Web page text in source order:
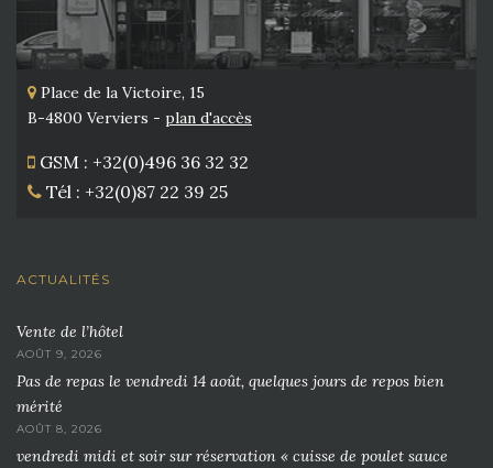
Place de la Victoire, 15
B-4800 Verviers - plan d'accès
GSM : +32(0)496 36 32 32
Tél : +32(0)87 22 39 25
ACTUALITÉS
Vente de l’hôtel
AOÛT 9, 2026
Pas de repas le vendredi 14 août, quelques jours de repos bien
mérité
AOÛT 8, 2026
vendredi midi et soir sur réservation « cuisse de poulet sauce